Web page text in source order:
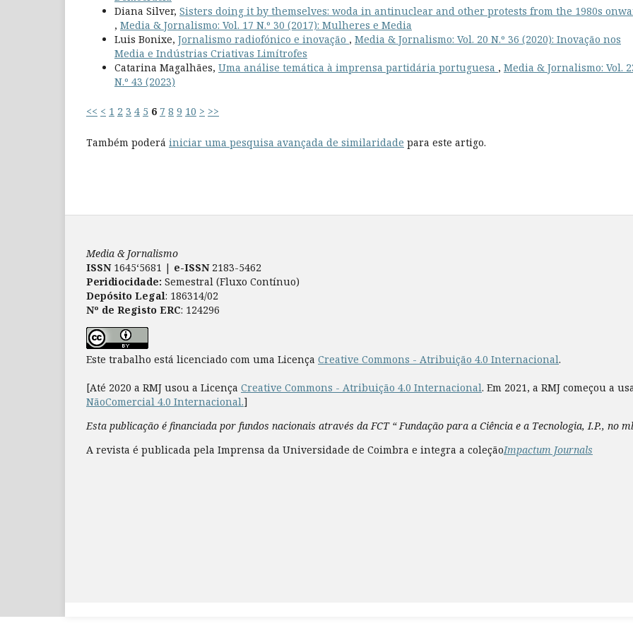
Diana Silver, Sisters doing it by themselves: woda in antinuclear and other protests from the 1980s
, Media & Jornalismo: Vol. 17 N.º 30 (2017): Mulheres e Media
Luis Bonixe, Jornalismo radiofónico e inovação , Media & Jornalismo: Vol. 20 N.º 36 (2020): Inovação nos
Media e Indústrias Criativas Limítrofes
Catarina Magalhães, Uma análise temática à imprensa partidária portuguesa , Media & Jornalismo: Vol.
N.º 43 (2023)
<< < 1 2 3 4 5 6 7 8 9 10 > >>
Também poderá iniciar uma pesquisa avançada de similaridade para este artigo.
Media & Jornalismo
ISSN 1645‘5681 | e-ISSN2183-5462
Peridiocidade: Semestral (Fluxo Contínuo)
Depósito Legal: 186314/02
Nº de Registo ERC: 124296
Este trabalho está licenciado com uma Licença Creative Commons - Atribuição 4.0 Internacional.
[Até 2020 a RMJ usou a Licença Creative Commons - Atribuição 4.0 Internacional. Em 2021, a RMJ começou a
NãoComercial 4.0 Internacional.]
Esta publicação é financiada por fundos nacionais através da FCT “ Fundação para a Ciência e a Tecnologia, I.P., no
A revista é publicada pela Imprensa da Universidade de Coimbra e integra a coleçãoImpactum Journals